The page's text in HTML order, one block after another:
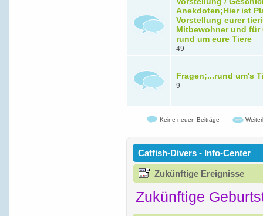
Anekdoten;Hier ist
Vorstellung eurer
Mitbewohner und für
rund um eure Tiere
49
Fragen;...rund um's
9
Keine neuen Beiträge
Catfish-Divers - Info-Center
Zukünftige Ereignisse
Zukünftige